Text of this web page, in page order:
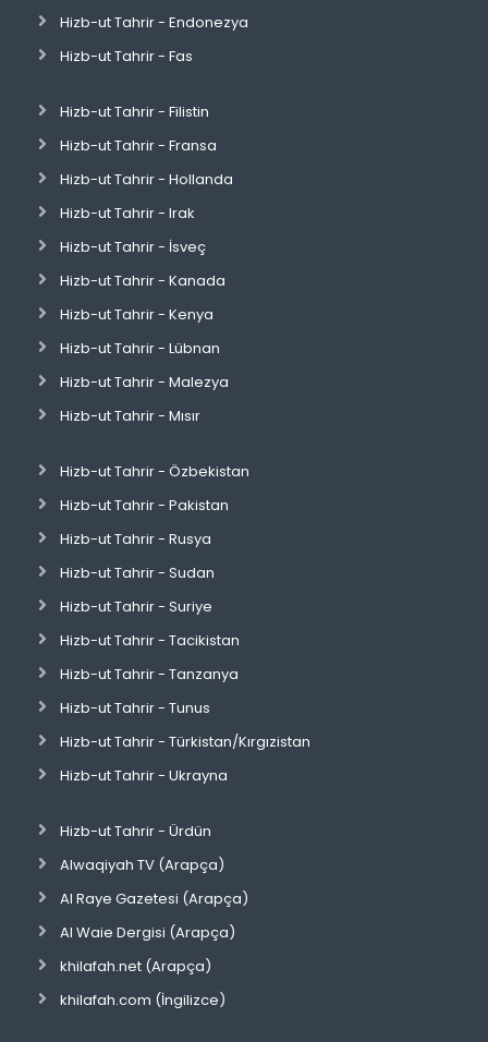
Hizb-ut Tahrir - Endonezya
Hizb-ut Tahrir - Fas
Hizb-ut Tahrir - Filistin
Hizb-ut Tahrir - Fransa
Hizb-ut Tahrir - Hollanda
Hizb-ut Tahrir - Irak
Hizb-ut Tahrir - İsveç
Hizb-ut Tahrir - Kanada
Hizb-ut Tahrir - Kenya
Hizb-ut Tahrir - Lübnan
Hizb-ut Tahrir - Malezya
Hizb-ut Tahrir - Mısır
Hizb-ut Tahrir - Özbekistan
Hizb-ut Tahrir - Pakistan
Hizb-ut Tahrir - Rusya
Hizb-ut Tahrir - Sudan
Hizb-ut Tahrir - Suriye
Hizb-ut Tahrir - Tacikistan
Hizb-ut Tahrir - Tanzanya
Hizb-ut Tahrir - Tunus
Hizb-ut Tahrir - Türkistan/Kırgızistan
Hizb-ut Tahrir - Ukrayna
Hizb-ut Tahrir - Ürdün
Alwaqiyah TV (Arapça)
Al Raye Gazetesi (Arapça)
Al Waie Dergisi (Arapça)
khilafah.net (Arapça)
khilafah.com (İngilizce)